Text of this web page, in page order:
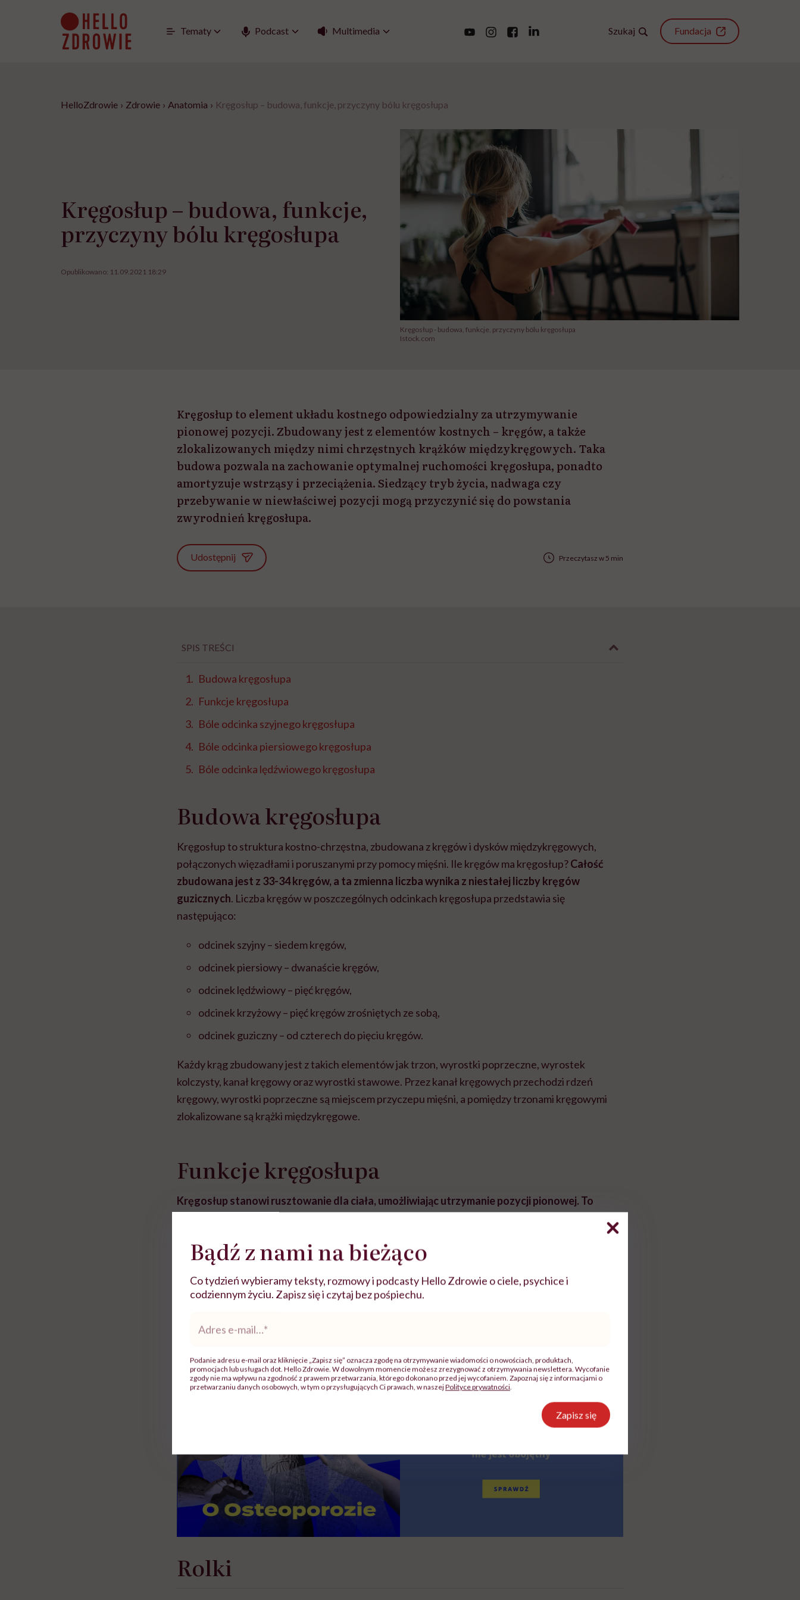
Tematy Podcast Multimedia Szukaj Fundacja
HelloZdrowie › Zdrowie › Anatomia › Kręgosłup – budowa, funkcje, przyczyny bólu kręgosłupa
Kręgosłup – budowa, funkcje,
przyczyny bólu kręgosłupa
Opublikowano: 11.09.2021 18:29
Kręgosłup - budowa, funkcje, przyczyny bólu kręgosłupa
Istock.com
Kręgosłup to element układu kostnego odpowiedzialny za utrzymywanie
pionowej pozycji. Zbudowany jest z elementów kostnych – kręgów, a także
zlokalizowanych między nimi chrzęstnych krążków międzykręgowych. Taka
budowa pozwala na zachowanie optymalnej ruchomości kręgosłupa, ponadto
amortyzuje wstrząsy i przeciążenia. Siedzący tryb życia, nadwaga czy
przebywanie w niewłaściwej pozycji mogą przyczynić się do powstania
zwyrodnień kręgosłupa.
Udostępnij Przeczytasz w 5 min
SPIS TREŚCI
Budowa kręgosłupa
Funkcje kręgosłupa
Bóle odcinka szyjnego kręgosłupa
Bóle odcinka piersiowego kręgosłupa
Bóle odcinka lędźwiowego kręgosłupa
Budowa kręgosłupa
Kręgosłup to struktura kostno-chrzęstna, zbudowana z kręgów i dysków międzykręgowych,
połączonych więzadłami i poruszanymi przy pomocy mięśni. Ile kręgów ma kręgosłup?Całość
zbudowana jest z 33-34 kręgów, a ta zmienna liczba wynika z niestałej liczby kręgów
guzicznych. Liczba kręgów w poszczególnych odcinkach kręgosłupa przedstawia się
następująco:
odcinek szyjny – siedem kręgów,
odcinek piersiowy – dwanaście kręgów,
odcinek lędźwiowy – pięć kręgów,
odcinek krzyżowy – pięć kręgów zrośniętych ze sobą,
odcinek guziczny – od czterech do pięciu kręgów.
Każdy krąg zbudowany jest z takich elementów jak trzon, wyrostki poprzeczne, wyrostek
kolczysty, kanał kręgowy oraz wyrostki stawowe. Przez kanał kręgowych przechodzi rdzeń
kręgowy, wyrostki poprzeczne są miejscem przyczepu mięśni, a pomiędzy trzonami kręgowymi
zlokalizowane są krążki międzykręgowe.
Funkcje kręgosłupa
Kręgosłup stanowi rusztowanie dla ciała, umożliwiając utrzymanie pozycji pionowej. To
. Dzięki występowaniu naturalnych krzywizn kręgosłupa, ta struktura
kostno – chrzęstna może skutecznie amortyzować upadki. Kręgosłup umożliwia ruchy szyi i
głowy, a kręgi piersiowe stanowią miejsce przyczepu 12 par żeber. Niezwykle istotną funkcją
kręgosłupa jest ochrona rdzenia kręgowego oraz przebiegających z nim nerwów.
Rolki
Bądź z nami na bieżąco
Co tydzień wybieramy teksty, rozmowy i podcasty Hello Zdrowie o ciele, psychice i
codziennym życiu. Zapisz się i czytaj bez pośpiechu.
mail*
Podanie adresu e-mail oraz kliknięcie „Zapisz się” oznacza zgodę na otrzymywanie wiadomości o nowościach, produktach,
promocjach lub usługach dot. Hello Zdrowie. W dowolnym momencie możesz zrezygnować z otrzymywania newslettera. Wycofanie
zgody nie ma wpływu na zgodność z prawem przetwarzania, którego dokonano przed jej wycofaniem. Zapoznaj się z informacjami o
przetwarzaniu danych osobowych, w tym o przysługujących Ci prawach, w naszejPolityce prywatności.
Zapisz się